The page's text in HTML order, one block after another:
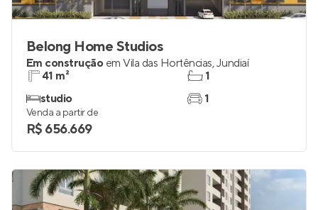
Belong Home Studios
Em construção em Vila das Hortências,Jundiaí
41 m²
studio
1
1
Venda a partir de
R$ 656.669